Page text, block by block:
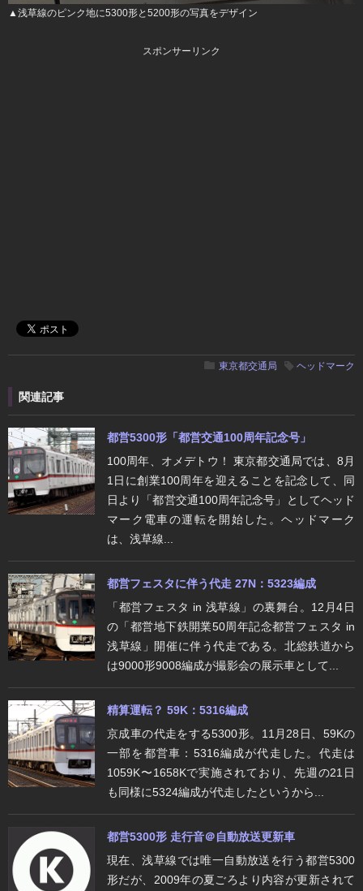
▲浅草線のピンク地に5300形と5200形の写真をデザイン
スポンサーリンク
東京都交通局 ヘッドマーク
関連記事
都営5300形「都営交通100周年記念号」
100周年、オメデトウ！ 東京都交通局では、8月
1日に創業100周年を迎えることを記念して、同
日より「都営交通100周年記念号」としてヘッド
マーク電車の運転を開始した。ヘッドマーク
は、浅草線...
都営フェスタに伴う代走 27N：5323編成
「都営フェスタ in 浅草線」の裏舞台。12月4日
の「都営地下鉄開業50周年記念都営フェスタ in
浅草線」開催に伴う代走である。北総鉄道から
は9000形9008編成が撮影会の展示車として...
精算運転？ 59K：5316編成
京成車の代走をする5300形。11月28日、59Kの
一部を都営車：5316編成が代走した。代走は
1059K〜1658Kで実施されており、先週の21日
も同様に5324編成が代走したというから...
都営5300形 走行音＠自動放送更新車
現在、浅草線では唯一自動放送を行う都営5300
形だが、2009年の夏ごろより内容が更新されて